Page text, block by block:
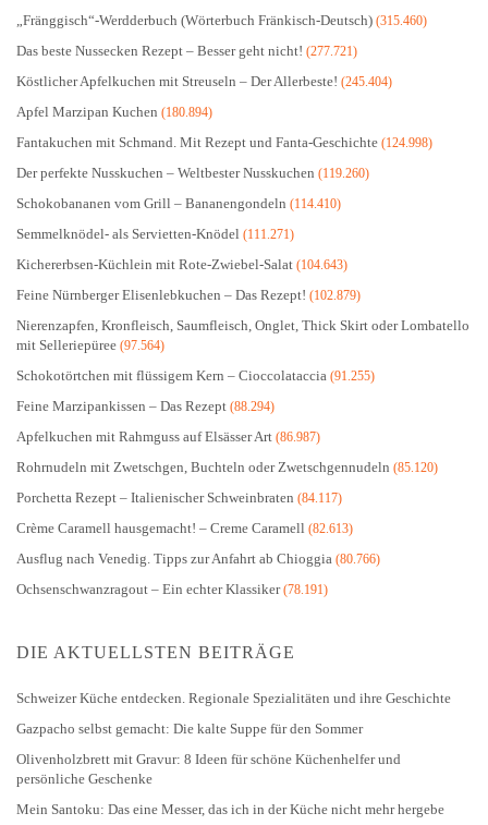
„Fränggisch“-Werdderbuch (Wörterbuch Fränkisch-Deutsch) (315.460)
Das beste Nussecken Rezept – Besser geht nicht! (277.721)
Köstlicher Apfelkuchen mit Streuseln – Der Allerbeste! (245.404)
Apfel Marzipan Kuchen (180.894)
Fantakuchen mit Schmand. Mit Rezept und Fanta-Geschichte (124.998)
Der perfekte Nusskuchen – Weltbester Nusskuchen (119.260)
Schokobananen vom Grill – Bananengondeln (114.410)
Semmelknödel- als Servietten-Knödel (111.271)
Kichererbsen-Küchlein mit Rote-Zwiebel-Salat (104.643)
Feine Nürnberger Elisenlebkuchen – Das Rezept! (102.879)
Nierenzapfen, Kronfleisch, Saumfleisch, Onglet, Thick Skirt oder Lombatello
mit Selleriepüree (97.564)
Schokotörtchen mit flüssigem Kern – Cioccolataccia (91.255)
Feine Marzipankissen – Das Rezept (88.294)
Apfelkuchen mit Rahmguss auf Elsässer Art (86.987)
Rohrnudeln mit Zwetschgen, Buchteln oder Zwetschgennudeln (85.120)
Porchetta Rezept – Italienischer Schweinbraten (84.117)
Crème Caramell hausgemacht! – Creme Caramell (82.613)
Ausflug nach Venedig. Tipps zur Anfahrt ab Chioggia (80.766)
Ochsenschwanzragout – Ein echter Klassiker(78.191)
DIE AKTUELLSTEN BEITRÄGE
Schweizer Küche entdecken. Regionale Spezialitäten und ihre Geschichte
Gazpacho selbst gemacht: Die kalte Suppe für den Sommer
Olivenholzbrett mit Gravur: 8 Ideen für schöne Küchenhelfer und
persönliche Geschenke
Mein Santoku: Das eine Messer, das ich in der Küche nicht mehr hergebe